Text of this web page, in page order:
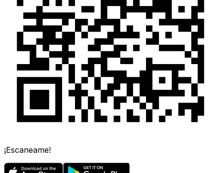
¡Escaneame!